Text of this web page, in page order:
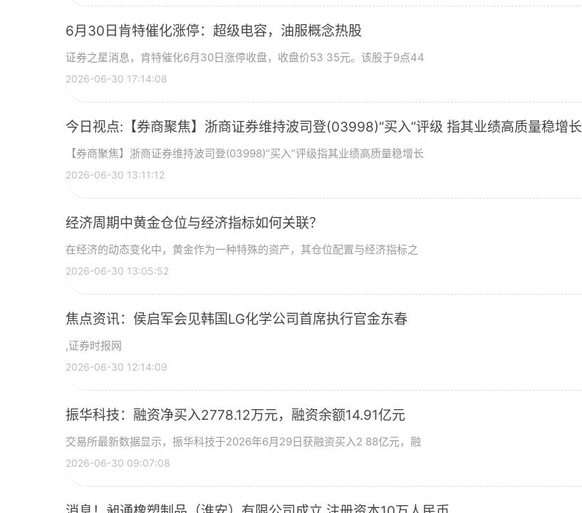
6月30日肯特催化涨停：超级电容，油服概念热股
证券之星消息，肯特催化6月30日涨停收盘，收盘价53 35元。该股于9点44
2026-06-30 17:14:08
今日视点:【券商聚焦】浙商证券维持波司登(03998)“买入”评级 指其业绩高质量稳增长
【券商聚焦】浙商证券维持波司登(03998)“买入”评级指其业绩高质量稳增长
2026-06-30 13:11:12
经济周期中黄金仓位与经济指标如何关联？
在经济的动态变化中，黄金作为一种特殊的资产，其仓位配置与经济指标之
2026-06-30 13:05:52
焦点资讯：侯启军会见韩国LG化学公司首席执行官金东春
,证券时报网
2026-06-30 12:14:09
振华科技：融资净买入2778.12万元，融资余额14.91亿元
交易所最新数据显示，振华科技于2026年6月29日获融资买入2 88亿元，融
2026-06-30 09:07:08